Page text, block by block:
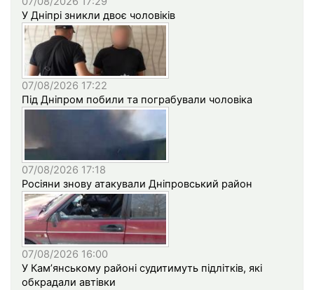
У Дніпрі зникли двоє чоловіків
07/08/2026 17:22
Під Дніпром побили та пограбували чоловіка
07/08/2026 17:18
Росіяни знову атакували Дніпровський район
07/08/2026 16:00
У Кам’янському районі судитимуть підлітків, які
обкрадали автівки